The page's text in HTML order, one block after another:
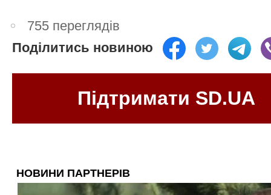
755 переглядів
Поділитись новиною
Підтримати SD.UA